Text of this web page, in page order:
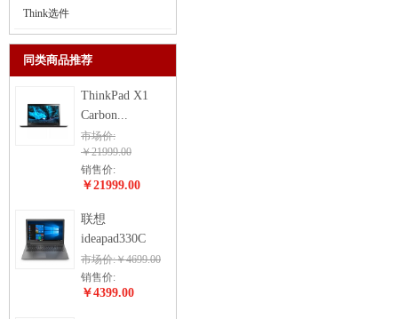
Think选件
同类商品推荐
ThinkPad X1
Carbon...
市场价:
￥21999.00
销售价:
￥21999.00
联想
ideapad330C
市场价:￥4699.00
销售价:
￥4399.00